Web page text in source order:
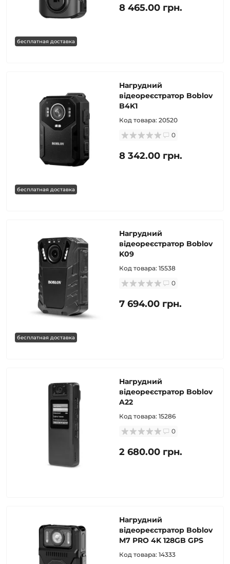
бесплатная доставка
8 465.00 грн.
бесплатная доставка
Нагрудний
відеореєстратор Boblov
B4K1
Код товара: 20520
0
8 342.00 грн.
бесплатная доставка
Нагрудний
відеореєстратор Boblov
K09
Код товара: 15538
0
7 694.00 грн.
Нагрудний
відеореєстратор Boblov
A22
Код товара: 15286
0
2 680.00 грн.
Нагрудний
відеореєстратор Boblov
M7 PRO 4K 128GB GPS
Код товара: 14333